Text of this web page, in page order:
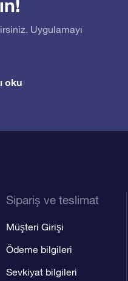
Uygulamayı
oku
Sipariş ve teslimat
Müşteri Girişi
Ödeme bilgileri
Sevkiyat bilgileri